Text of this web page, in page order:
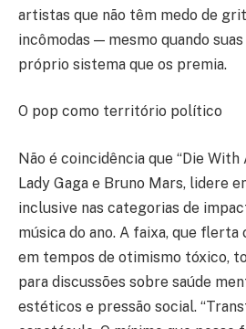
artistas que não têm medo de
incômodas — mesmo quando
próprio sistema que os premia.
O pop como território político
Não é coincidência que “Die With
Lady Gaga e Bruno Mars, lidere
inclusive nas categorias de
música do ano. A faixa, que
em tempos de otimismo tóxico,
para discussões sobre saúde
estéticos e pressão social.